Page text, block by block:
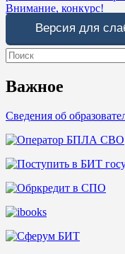
Внимание, конкурс!
Версия для
Search
for:
Важное
Сведения об